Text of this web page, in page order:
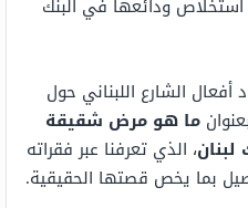
ودائعها في البنك
الشارع اللبناني حول
ما هو مرض شقيقة
، الذي تعرفنا عبر فقراته
بما يخص قصتها الحقيقية.